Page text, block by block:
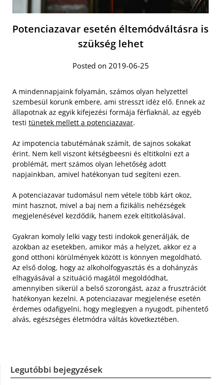
Potenciazavar esetén éltemódváltásra is
szükség lehet
Posted on 2019-06-25
A mindennapjaink folyamán, számos olyan helyzettel
szembesül korunk embere, ami stresszt idéz elő. Ennek az
állapotnak az egyik kifejezési formája férfiaknál, az egyéb
testi tünetek mellett a potenciazavar.
Az impotencia tabutémának számít, de sajnos sokakat
érint. Nem kell viszont kétségbeesni és eltitkolni ezt a
problémát, mert számos olyan lehetőség adott
napjainkban, amivel hatékonyan tud segíteni ezen.
A potenciazavar tudomásul nem vétele több kárt okoz,
mint hasznot, mivel a baj nem a fizikális nehézségek
megjelenésével kezdődik, hanem ezek eltitkolásával.
Gyakran komoly lelki vagy testi indokok generálják, de
azokban az esetekben, amikor más a helyzet, akkor ez a
gond otthoni körülmények között is könnyen megoldható.
Az első dolog, hogy az alkoholfogyasztás és a dohányzás
elhagyásával a szituáció magától megoldódhat,
amennyiben sikerül a belső szorongást, azaz a frusztrációt
hatékonyan kezelni. A potenciazavar megjelenése esetén
érdemes odafigyelni, hogy meglegyen a nyugodt, pihentető
alvás, egészséges életmódra váltás következtében.
Legutóbbi bejegyzések